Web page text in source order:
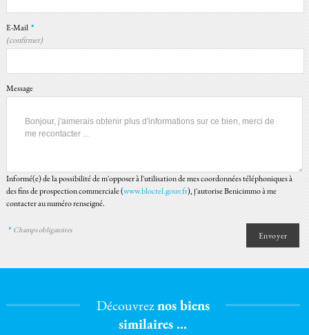
E-Mail *
(confirmer)
Message
Informé(e) de la possibilité de m'opposer à l'utilisation de mes coordonnées téléphoniques à
des fins de prospection commerciale (www.bloctel.gouv.fr), j'autorise Benicimmo à me
contacter au numéro renseigné.
* Champs obligatoires
Découvreznos biens
similaires ...